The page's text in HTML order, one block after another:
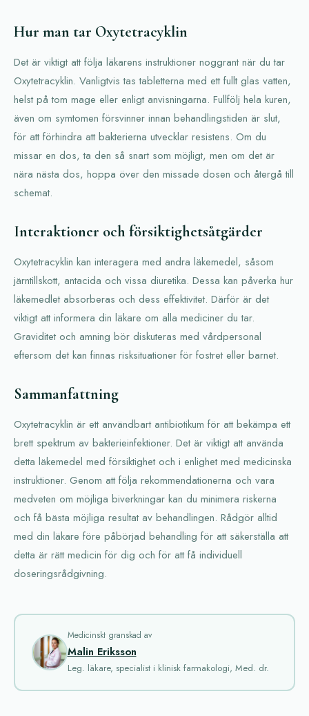
Hur man tar Oxytetracyklin
Det är viktigt att följa läkarens instruktioner noggrant när du tar
Oxytetracyklin. Vanligtvis tas tabletterna med ett fullt glas vatten,
helst på tom mage eller enligt anvisningarna. Fullfölj hela kuren,
även om symtomen försvinner innan behandlingstiden är slut,
för att förhindra att bakterierna utvecklar resistens. Om du
missar en dos, ta den så snart som möjligt, men om det är
nära nästa dos, hoppa över den missade dosen och återgå till
schemat.
Interaktioner och försiktighetsåtgärder
Oxytetracyklin kan interagera med andra läkemedel, såsom
järntillskott, antacida och vissa diuretika. Dessa kan påverka hur
läkemedlet absorberas och dess effektivitet. Därför är det
viktigt att informera din läkare om alla mediciner du tar.
Graviditet och amning bör diskuteras med vårdpersonal
eftersom det kan finnas risksituationer för fostret eller barnet.
Sammanfattning
Oxytetracyklin är ett användbart antibiotikum för att bekämpa ett
brett spektrum av bakterieinfektioner. Det är viktigt att använda
detta läkemedel med försiktighet och i enlighet med medicinska
instruktioner. Genom att följa rekommendationerna och vara
medveten om möjliga biverkningar kan du minimera riskerna
och få bästa möjliga resultat av behandlingen. Rådgör alltid
med din läkare före påbörjad behandling för att säkerställa att
detta är rätt medicin för dig och för att få individuell
doseringsrådgivning.
Medicinskt granskad av
Malin Eriksson
Leg. läkare, specialist i klinisk farmakologi, Med. dr.